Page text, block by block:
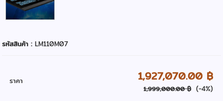
รหัสสินค้า :LM110M07
ราคา 1,927,070.00 ฿
1,999,000.00 ฿ (-4%)